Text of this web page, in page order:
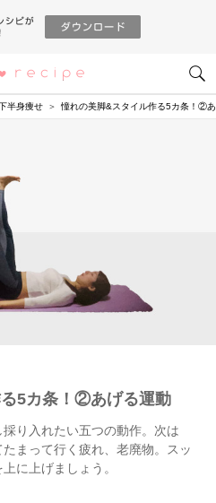
恋愛レシピ
半身痩せ 憧れの美脚&スタイル作る5カ条！②
5カ条！②あげる運動
り入れたい五つの動作。次は
たまって行く疲れ、老廃物。スッ
に上げましょう。